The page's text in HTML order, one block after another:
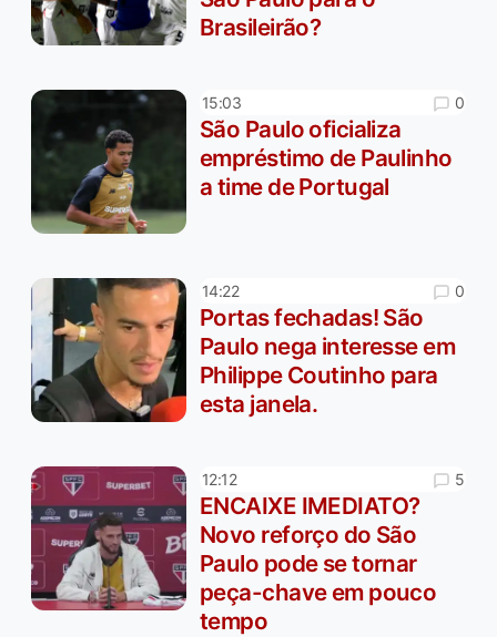
Brasileirão?
15:03 0
São Paulo oficializa
empréstimo de Paulinho
a time de Portugal
14:22 0
Portas fechadas! São
Paulo nega interesse em
Philippe Coutinho para
esta janela.
12:12 5
ENCAIXE IMEDIATO?
Novo reforço do São
Paulo pode se tornar
peça-chave em pouco
tempo